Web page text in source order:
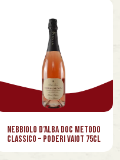
Nebbiolo d’Alba DOC Metodo
Classico – Poderi Vaiot 75cl